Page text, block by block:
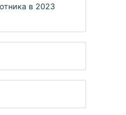
в 2023